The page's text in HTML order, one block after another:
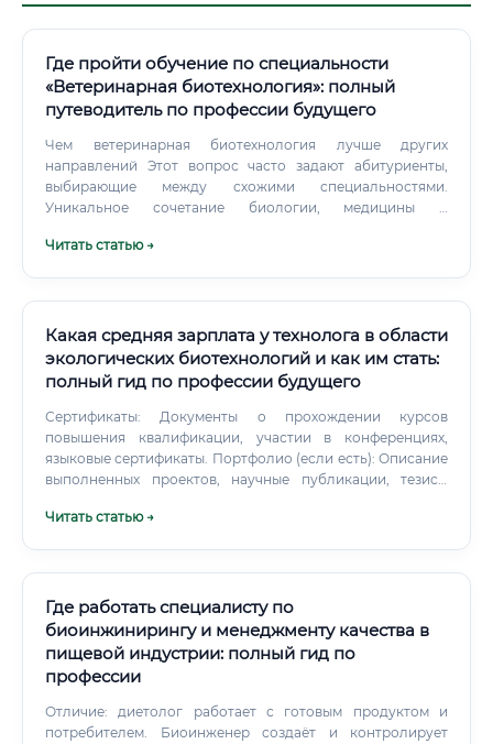
Где пройти обучение по специальности
«Ветеринарная биотехнология»: полный
путеводитель по профессии будущего
Чем ветеринарная биотехнология лучше других
направлений Этот вопрос часто задают абитуриенты,
выбирающие между схожими специальностями.
Уникальное сочетание биологии, медицины и
немногих специальностей, где человек одновременно
Читать статью →
Какая средняя зарплата у технолога в области
экологических биотехнологий и как им стать:
полный гид по профессии будущего
Сертификаты: Документы о прохождении курсов
повышения квалификации, участии в конференциях,
языковые сертификаты. Портфолио (если есть): Описание
выполненных проектов, научные публикации, тезисы
работодателя.
Читать статью →
Где работать специалисту по
биоинжинирингу и менеджменту качества в
пищевой индустрии: полный гид по
профессии
Отличие: диетолог работает с готовым продуктом и
потребителем. Биоинженер создаёт и контролирует